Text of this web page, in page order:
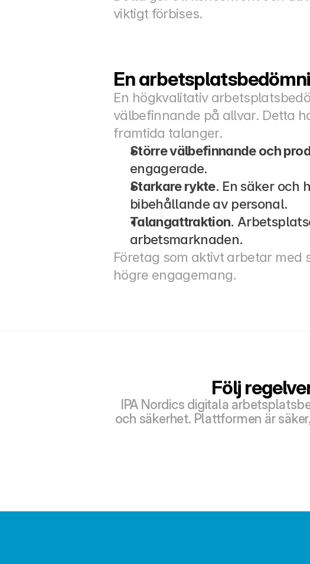
viktigt förbises.
En
En högkvalitativ
välbefinnande på allvar. Detta
framtida talanger.
Större välbefinnande och
engagerade.
Starkare rykte. En säker och
bibehållande av personal.
Talangattraktion.
arbetsmarknaden.
Företag som aktivt arbetar med
högre engagemang.
Följ
IPA Nordics digitala
och säkerhet. Plattformen är